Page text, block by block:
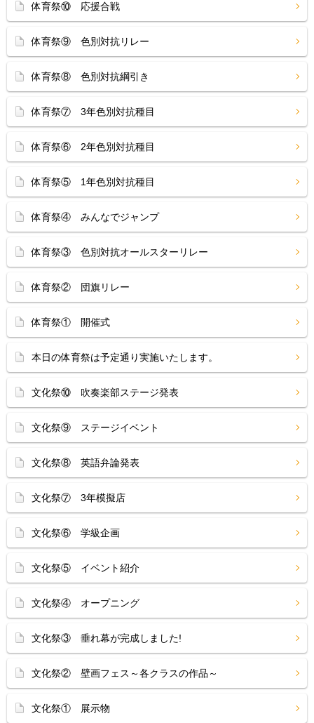
体育祭⑩ 応援合戦
体育祭⑨ 色別対抗リレー
体育祭⑧ 色別対抗綱引き
体育祭⑦ 3年色別対抗種目
体育祭⑥ 2年色別対抗種目
体育祭⑤ 1年色別対抗種目
体育祭④ みんなでジャンプ
体育祭③ 色別対抗オールスターリレー
体育祭② 団旗リレー
体育祭① 開催式
本日の体育祭は予定通り実施いたします。
文化祭⑩ 吹奏楽部ステージ発表
文化祭⑨ ステージイベント
文化祭⑧ 英語弁論発表
文化祭⑦ 3年模擬店
文化祭⑥ 学級企画
文化祭⑤ イベント紹介
文化祭④ オープニング
文化祭③ 垂れ幕が完成しました!
文化祭② 壁画フェス～各クラスの作品～
文化祭① 展示物